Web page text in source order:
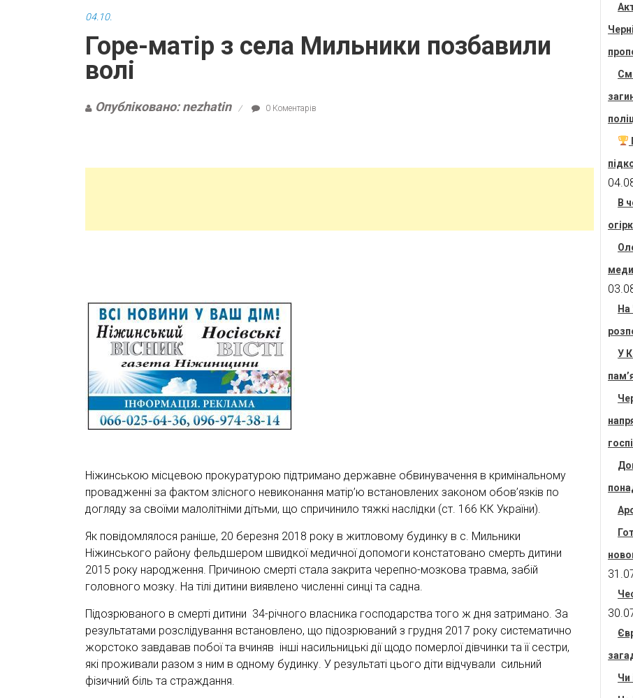
04.10.
Горе-матір з села Мильники позбавили
волі
Опубліковано: nezhatin 0 Коментарів
Ніжинською місцевою прокуратурою підтримано державне обвинувачення в кримінальному
провадженні за фактом злісного невиконання матір’ю встановлених законом обов’язків по
догляду за своїми малолітніми дітьми, що спричинило тяжкі наслідки (ст. 166 КК України).
Як повідомлялося раніше, 20 березня 2018 року в житловому будинку в с. Мильники
Ніжинського району фельдшером швидкої медичної допомоги констатовано смерть дитини
2015 року народження. Причиною смерті стала закрита черепно-мозкова травма, забій
головного мозку. На тілі дитини виявлено численні синці та садна.
Підозрюваного в смерті дитини 34-річного власника господарства того ж дня затримано. За
результатами розслідування встановлено, що підозрюваний з грудня 2017 року систематично
жорстоко завдавав побої та вчиняв інші насильницькі дії щодо померлої дівчинки та її сестри,
які проживали разом з ним в одному будинку. У результаті цього діти відчували сильний
фізичний біль та страждання.
В
На
У
Чи